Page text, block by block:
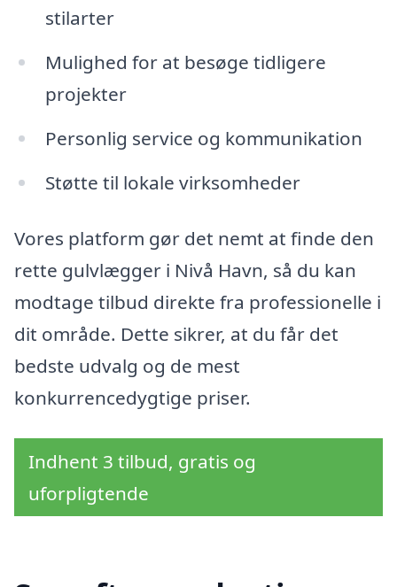
stilarter
Mulighed for at besøge tidligere
projekter
Personlig service og kommunikation
Støtte til lokale virksomheder
Vores platform gør det nemt at finde den
rette gulvlægger i Nivå Havn, så du kan
modtage tilbud direkte fra professionelle i
dit område. Dette sikrer, at du får det
bedste udvalg og de mest
konkurrencedygtige priser.
Indhent 3 tilbud, gratis og
uforpligtende